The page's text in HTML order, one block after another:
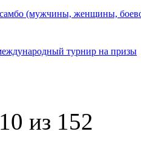
(мужчины, женщины,
турнир на призы
из 152